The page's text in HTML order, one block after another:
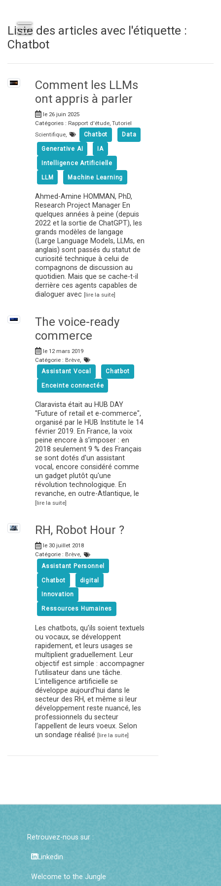
Liste des articles avec l'étiquette :
Chatbot
Comment les LLMs
ont appris à parler
le 26 juin 2025
Catégories : Rapport d'étude Tutoriel
Scientifique, Chatbot Data
Generative AI IA
Intelligence Artificielle
LLM Machine Learning
Ahmed-Amine HOMMAN, PhD,
Research Project Manager En
quelques années à peine (depuis
2022 et la sortie de ChatGPT), les
grands modèles de langage
(Large Language Models, LLMs, en
anglais) sont passés du statut de
curiosité technique à celui de
compagnons de discussion au
quotidien. Mais que se cache-t-il
derrière ces agents capables de
dialoguer avec [lire la suite]
The voice-ready
commerce
le 12 mars 2019
Catégorie : Brève,
Assistant Vocal
Chatbot
Enceinte connectée
Claravista était au HUB DAY
"Future of retail et e-commerce",
organisé par le HUB Institute le 14
février 2019. En France, la voix
peine encore à s’imposer : en
2018 seulement 9 % des Français
se sont dotés d'un assistant
vocal, encore considéré comme
un gadget plutôt qu'une
révolution technologique. En
revanche, en outre-Atlantique, le
[lire la suite]
RH, Robot Hour ?
le 30 juillet 2018
Catégorie : Brève,
Assistant Personnel
Chatbot digital
Innovation
Ressources Humaines
Les chatbots, qu’ils soient textuels
ou vocaux, se développent
rapidement, et leurs usages se
multiplient graduellement. Leur
objectif est simple : accompagner
l’utilisateur dans une tâche.
L’intelligence artificielle se
développe aujourd’hui dans le
secteur des RH, et même si leur
développement reste nuancé, les
professionnels du secteur
l’appellent de leurs voeux. Selon
un sondage réalisé [lire la suite]
Retrouvez-nous sur :
Linkedin
Welcome to the Jungle